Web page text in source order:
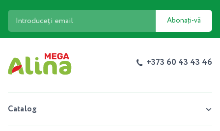
Abonați-vă
+373 60 43 43 46
Catalog